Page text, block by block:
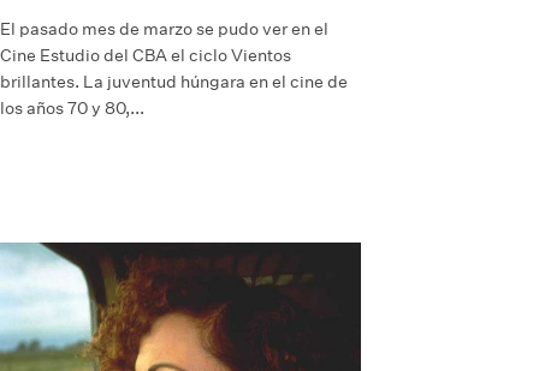
El pasado mes de marzo se pudo ver en el
Cine Estudio del CBA el ciclo Vientos
brillantes. La juventud húngara en el cine de
los años 70 y 80,...